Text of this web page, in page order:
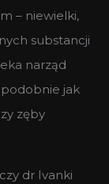
– niewielki,
substancji
narząd
podobnie jak
zęby
dr Ivanki